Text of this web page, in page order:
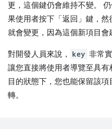
更，這個鍵仍會維持不變。
果使用者按下「返回」鍵，然
就會變更，因為這個新項目會
對開發人員來說， key 非常
讓您直接將使用者導覽至具
目的狀態下，您也能保留該
轉。